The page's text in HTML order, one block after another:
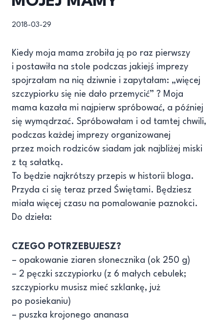
2018-03-29
Kiedy moja mama zrobiła ją po raz pierwszy
i postawiła na stole podczas jakiejś imprezy
spojrzałam na nią dziwnie i zapytałam: „więcej
szczypiorku się nie dało przemycić” ? Moja
mama kazała mi najpierw spróbować, a później
się wymądrzać. Spróbowałam i od tamtej chwili,
podczas każdej imprezy organizowanej
przez moich rodziców siadam jak najbliżej miski
z tą sałatką.
To będzie najkrótszy przepis w historii bloga.
Przyda ci się teraz przed Świętami. Będziesz
miała więcej czasu na pomalowanie paznokci.
Do dzieła:
CZEGO POTRZEBUJESZ?
– opakowanie ziaren słonecznika (ok 250 g)
– 2 pęczki szczypiorku (z 6 małych cebulek;
szczypiorku musisz mieć szklankę, już
po posiekaniu)
– puszka krojonego ananasa